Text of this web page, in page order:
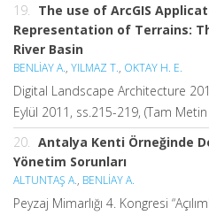
19. The use of ArcGIS
Representation of Terrains:
River Basin
BENLİAY A., YILMAZ T., OKTAY H. E.
Digital Landscape Architecture
Eylül 2011, ss.215-219, (Tam
20. Antalya Kenti Örneğinde
Yönetim Sorunları
ALTUNTAŞ A., BENLİAY A.
Peyzaj Mimarlığı 4. Kongresi